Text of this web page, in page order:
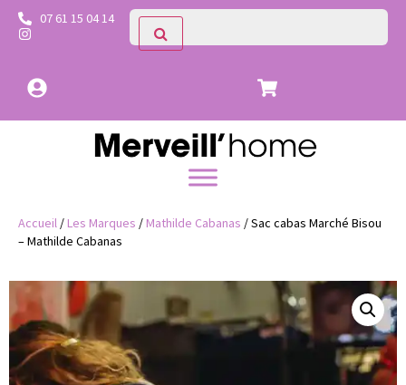
07 61 15 04 14
Accueil /Les Marques /Mathilde Cabanas / Sac cabas Marché Bisou
– Mathilde Cabanas